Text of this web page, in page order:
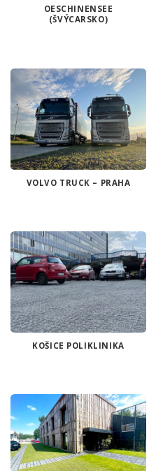
OESCHINENSEE
(ŠVÝCARSKO)
VOLVO TRUCK – PRAHA
KOŠICE POLIKLINIKA